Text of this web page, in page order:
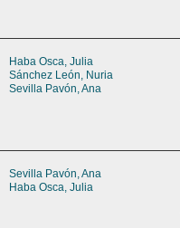
Haba Osca, Julia
Sánchez León, Nuria
Sevilla Pavón, Ana
Sevilla Pavón, Ana
Haba Osca, Julia